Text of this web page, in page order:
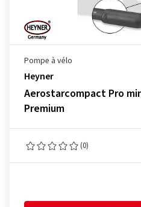
Pompe à vélo
Heyner
Aerostarcompact Pro
Premium
(0)